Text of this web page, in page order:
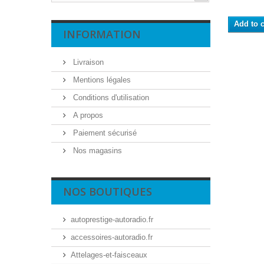
INFORMATION
Livraison
Mentions légales
Conditions d'utilisation
A propos
Paiement sécurisé
Nos magasins
NOS BOUTIQUES
autoprestige-autoradio.fr
accessoires-autoradio.fr
Attelages-et-faisceaux
Add to